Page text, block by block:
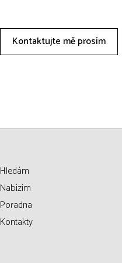
Kontaktujte mě prosím
Hledám
Nabízím
Poradna
Kontakty